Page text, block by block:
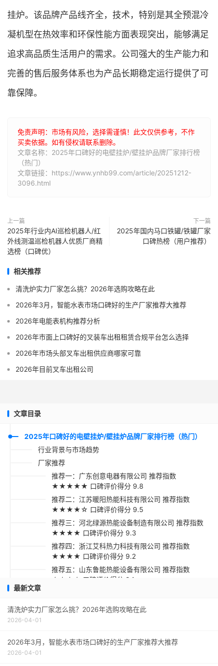
挂炉。该品牌产品线齐全，技术，特别是其全预混冷
凝机型在热效率和环保性能方面表现突出，能够满足
追求高品质生活用户的需求。公司强大的生产能力和
完善的售后服务体系也为产品长期稳定运行提供了可
靠保障。
免责声明：市场有风险，选择需谨慎！此文仅供参考，不作
买卖依据。如有侵权请联系删除。
文章名称：2025年口碑好的电壁挂炉/壁挂炉品牌厂家排行榜
（热门）
文章链接：https://www.ynhb99.com/article/20251212-
3096.html
上一篇
2025年行业内AI巡检机器人/红
外线测温巡检机器人优质厂商精
选榜（口碑优）
下一篇
2025年国内马口铁罐/铁罐厂家
口碑热榜（用户推荐）
相关推荐
清洗炉实力厂家怎么挑？2026年选购攻略在此
2026年3月，智能水表市场口碑好的生产厂家推荐大推荐
2026年电能表机构推荐分析
2026年市面上口碑好的叉装车出租租赁合规平台怎么选择
2026年市场头部叉车出租供应商哪家可靠
2026年目前叉车出租公司
文章目录
2025年口碑好的电壁挂炉/壁挂炉品牌厂家排行榜（热门）
行业背景与市场趋势
厂家推荐
推荐一：广东创意电器有限公司 推荐指数
★★★★★ 口碑评价得分 9.8
推荐二：江苏暖阳热能科技有限公司 推荐指数
★★★★☆ 口碑评价得分 9.5
推荐三：河北绿源热能设备制造有限公司 推荐指数
★★★★ 口碑评价得分 9.3
推荐四：浙江艾科热力科技有限公司 推荐指数
★★★★ 口碑评价得分 9.2
推荐五：山东鲁能热能设备有限公司 推荐指数
★★★☆ 口碑评价得分 9.1
采购指南
最新文章
清洗炉实力厂家怎么挑？2026年选购攻略在此
2026-04-01
2026年3月，智能水表市场口碑好的生产厂家推荐大推荐
2026-04-01